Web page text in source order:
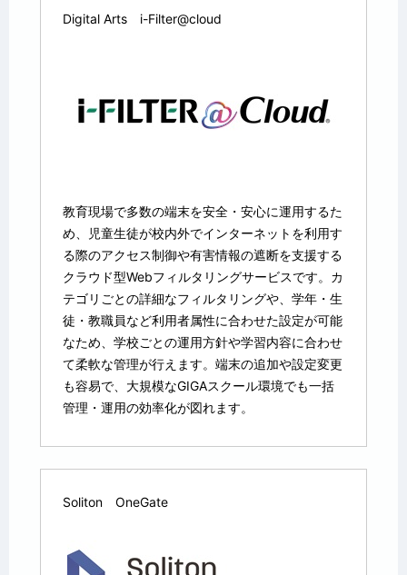
Digital Arts i-Filter@cloud
教育現場で多数の端末を安全・安心に運用するた
め、児童生徒が校内外でインターネットを利用す
る際のアクセス制御や有害情報の遮断を支援する
クラウド型Webフィルタリングサービスです。カ
テゴリごとの詳細なフィルタリングや、学年・生
徒・教職員など利用者属性に合わせた設定が可能
なため、学校ごとの運用方針や学習内容に合わせ
て柔軟な管理が行えます。端末の追加や設定変更
も容易で、大規模なGIGAスクール環境でも一括
管理・運用の効率化が図れます。
Soliton OneGate